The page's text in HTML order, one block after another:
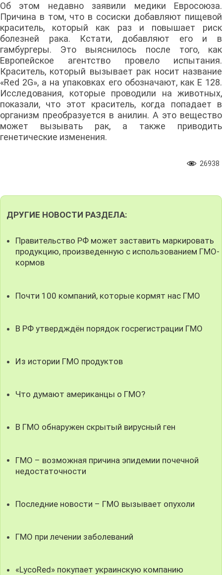
Об этом недавно заявили медики Евросоюза.
Причина в том, что в сосиски добавляют пищевой
краситель, который как раз и повышает риск
болезней рака. Кстати, добавляют его и в
гамбургеры. Это выяснилось после того, как
Европейское агентство провело испытания.
Краситель, который вызывает рак носит название
«Red 2G», а на упаковках его обозначают, как E 128.
Исследования, которые проводили на животных,
показали, что этот краситель, когда попадает в
организм преобразуется в анилин. А это вещество
может вызывать рак, а также приводить
генетические изменения.
26938
ДРУГИЕ НОВОСТИ РАЗДЕЛА:
Правительство РФ может заставить маркировать
продукцию, произведенную с использованием ГМО-
кормов
Почти 100 компаний, которые кормят нас ГМО
В РФ утвердждён порядок госрегистрации ГМО
Из истории ГМО продуктов
Что думают американцы о ГМО?
В ГМО обнаружен скрытый вирусный ген
ГМО – возможная причина эпидемии почечной
недостаточности
Последние новости – ГМО вызывает опухоли
ГМО при лечении заболеваний
«LycoRed» покупает украинскую компанию